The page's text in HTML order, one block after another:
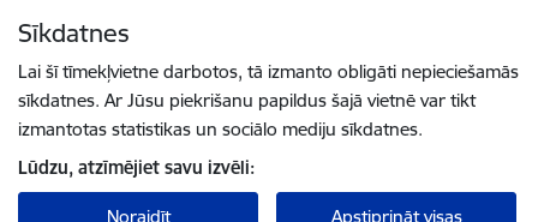
Sīkdatnes
Lai šī tīmekļvietne darbotos, tā izmanto obligāti nepieciešamās
sīkdatnes. Ar Jūsu piekrišanu papildus šajā vietnē var tikt
izmantotas statistikas un sociālo mediju sīkdatnes.
Lūdzu, atzīmējiet savu izvēli:
Noraidīt Apstiprināt visas